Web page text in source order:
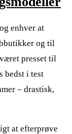
enhver at
og til
presset til
bedst i test
– drastisk,
at efterprøve